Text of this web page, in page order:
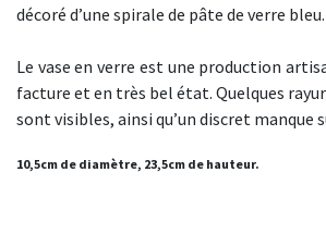
décoré d’une spirale de pâte de verre bleu.
Le vase en verre est une production
facture et en très bel état. Quelques
sont visibles, ainsi qu’un discret manque
10,5cm de diamètre, 23,5cm de hauteur.